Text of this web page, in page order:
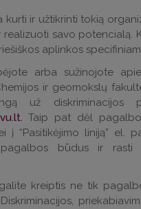
kurti ir užtikrinti tokią
savo potencialą.
aplinkos
arba sužinojote
ir geomokslų
už
. Taip pat dėl
į “Pasitikėjimo liniją” el.
pagalbos būdus ir rasti
galite kreiptis ne tik